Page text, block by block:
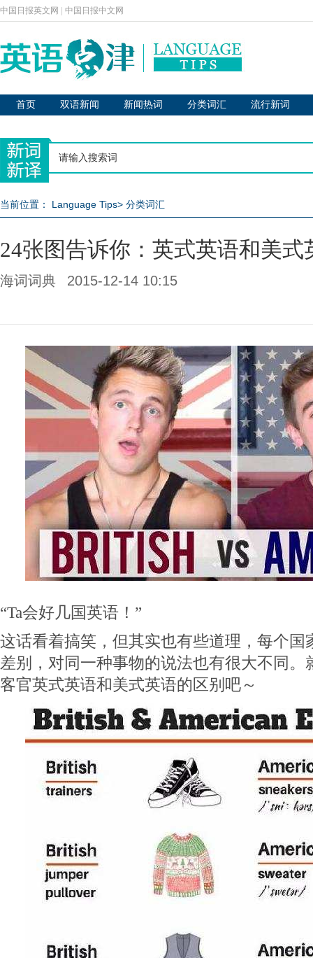
中国日报英文网 中国日报中文网
首页 双语新闻 新闻热词 分类词汇 流行新词
当前位置： Language Tips> 分类词汇
24张图告诉你：英式英语和美式
海词词典 2015-12-14 10:15
“Ta会好几国英语！”
这话看着搞笑，但其实也有些道理，每个国
差别，对同一种事物的说法也有很大不同。
客官英式英语和美式英语的区别吧～